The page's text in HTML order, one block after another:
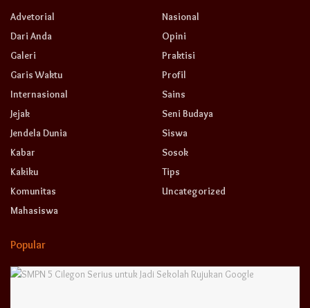
Advetorial
Dari Anda
Galeri
Garis Waktu
Internasional
Jejak
Jendela Dunia
Kabar
Kakiku
Komunitas
Mahasiswa
Nasional
Opini
Praktisi
Profil
Sains
Seni Budaya
Siswa
Sosok
Tips
Uncategorized
Popular